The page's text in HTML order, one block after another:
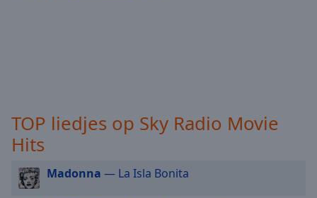
dialog
window.
Escape
TOP liedjes op Sky Radio Movie
Hits
Madonna — La Isla Bonita